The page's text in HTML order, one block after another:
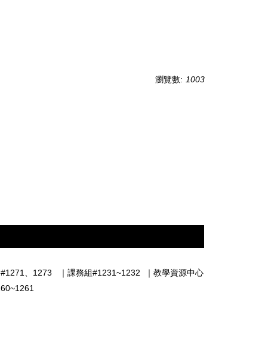
瀏覽數: 1003
#1271、1273 ｜課務組#1231~1232 ｜教學資源中心